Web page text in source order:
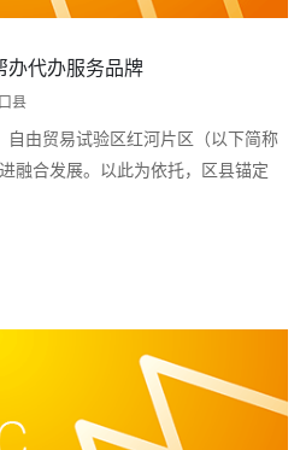
办代办服务品牌
县
由贸易试验区红河片区（以下简称
融合发展。以此为依托，区县锚定